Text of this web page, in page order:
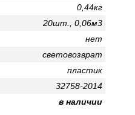
0,44кг
20шт., 0,06м3
нет
световозврат
пластик
32758-2014
в наличии